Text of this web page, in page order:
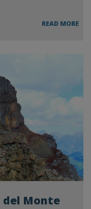
READ MORE
del Monte